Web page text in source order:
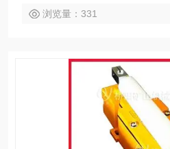
电厂、港口和码头等有胶带输送机
浏览量：331